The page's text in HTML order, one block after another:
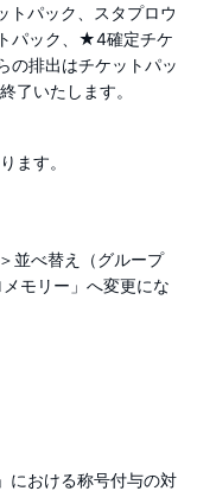
パック、スタプロウ
パック、★4確定チケ
の排出はチケットパッ
了いたします。
ます。
並べ替え（グループ
モリー」へ変更にな
における称号付与の対